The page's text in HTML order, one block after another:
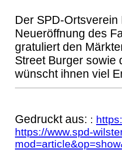
Der SPD-
Neueröffnung des
gratuliert den
Street Burger sowie
wünscht ihnen viel
Gedruckt aus: :
https://www.spd-